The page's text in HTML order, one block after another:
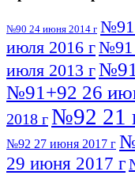
№90 24 июня 2014 г №91
июля 2016 г№91
июля 2013 г
№91+92 26
2018 г№92 21
№92 27 июня 2017 г
29 июня 2017 г